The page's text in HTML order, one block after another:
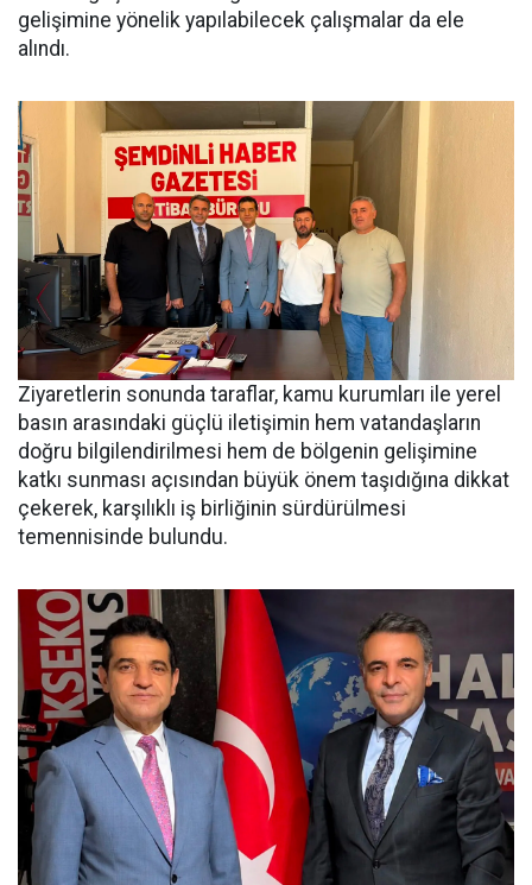
gelişimine yönelik yapılabilecek çalışmalar da ele
alındı.
Ziyaretlerin sonunda taraflar, kamu kurumları ile yerel
basın arasındaki güçlü iletişimin hem vatandaşların
doğru bilgilendirilmesi hem de bölgenin gelişimine
katkı sunması açısından büyük önem taşıdığına dikkat
çekerek, karşılıklı iş birliğinin sürdürülmesi
temennisinde bulundu.